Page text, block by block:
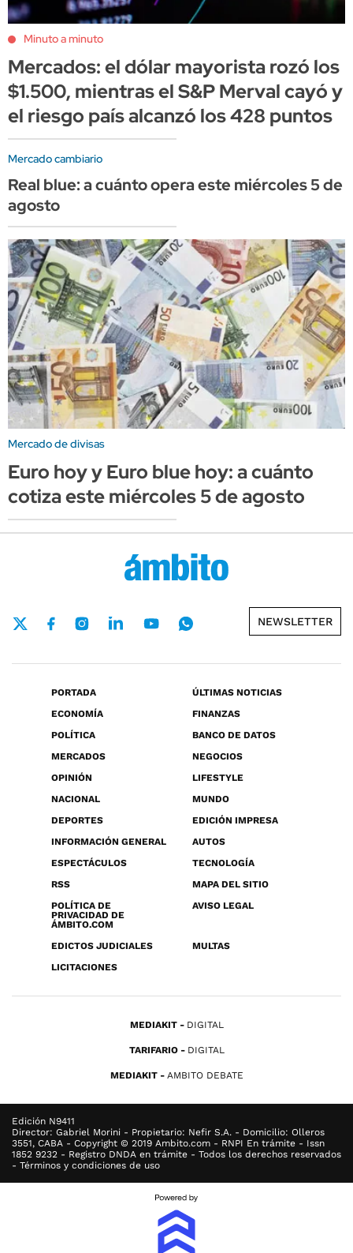
Minuto a minuto
Mercados: el dólar mayorista rozó los
$1.500, mientras el S&P Merval cayó y
el riesgo país alcanzó los 428 puntos
Mercado cambiario
Real blue: a cuánto opera este miércoles 5 de
agosto
Mercado de divisas
Euro hoy y Euro blue hoy: a cuánto
cotiza este miércoles 5 de agosto
NEWSLETTER
PORTADA
ÚLTIMAS NOTICIAS
ECONOMÍA
FINANZAS
POLÍTICA
BANCO DE DATOS
MERCADOS
NEGOCIOS
OPINIÓN
LIFESTYLE
NACIONAL
MUNDO
DEPORTES
EDICIÓN IMPRESA
INFORMACIÓN GENERAL
AUTOS
ESPECTÁCULOS
TECNOLOGÍA
RSS
MAPA DEL SITIO
POLÍTICA DE
PRIVACIDAD DE
ÁMBITO.COM
AVISO LEGAL
EDICTOS JUDICIALES
MULTAS
LICITACIONES
MEDIAKIT DIGITAL
TARIFARIO DIGITAL
MEDIAKIT AMBITO DEBATE
Edición N9411
Director: Gabriel Morini - Propietario: Nefir S.A. - Domicilio: Olleros
3551, CABA - Copyright © 2019 Ambito.com - RNPI En trámite - Issn
1852 9232 - Registro DNDA en trámite - Todos los derechos reservados
- Términos y condiciones de uso